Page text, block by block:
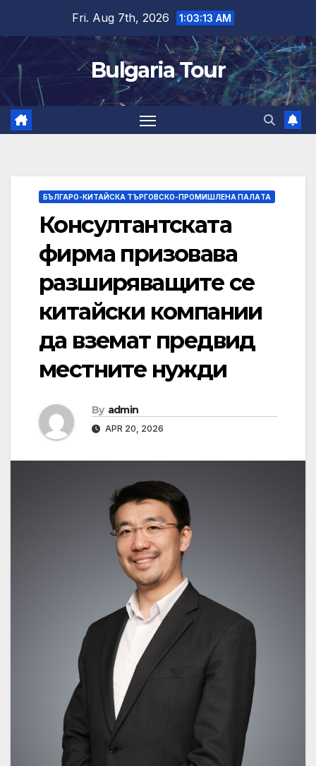
content
Fri. Aug 7th, 2026 1:03:14 AM
Bulgaria Tour
БЪЛГАРО-КИТАЙСКА ТЪРГОВСКО-ПРОМИШЛЕНА ПАЛAТА
Консултантската
фирма призовава
разширяващите се
китайски компании
да вземат предвид
местните нужди
By admin
APR 20, 2026